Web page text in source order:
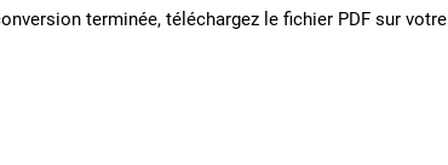
terminée, téléchargez le fichier PDF sur votre